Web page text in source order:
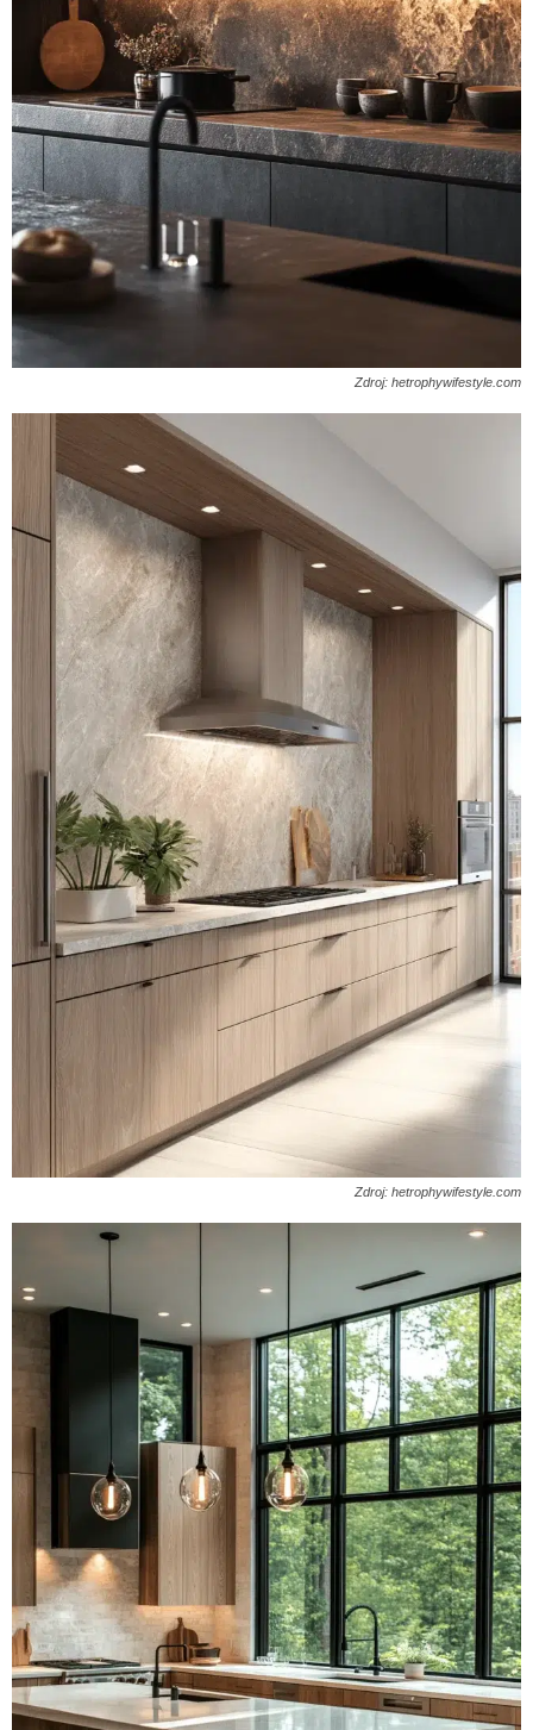
Zdroj: hetrophywifestyle.com
Zdroj: hetrophywifestyle.com